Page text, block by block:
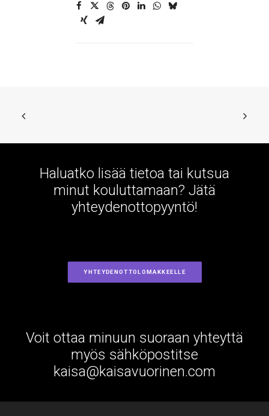
Haluatko lisää tietoa tai kutsua
minut kouluttamaan? Jätä
yhteydenottopyyntö!
YHTEYDENOTTOLOMAKKEELLE
Voit ottaa minuun suoraan yhteyttä
myös sähköpostitse
kaisa@kaisavuorinen.com